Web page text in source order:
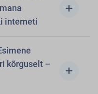
interneti
add
kõrguselt –
add